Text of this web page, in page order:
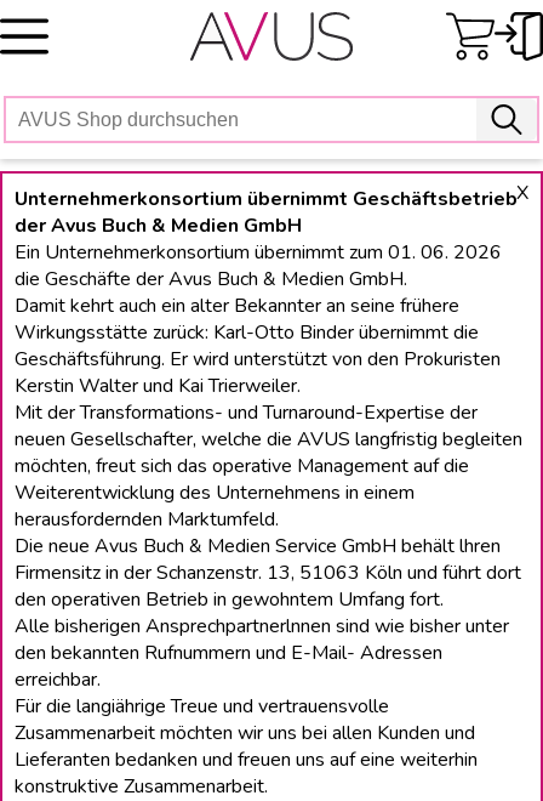
Skip
to
X
Unternehmerkonsortium übernimmt Geschäftsbetrieb
der Avus Buch & Medien GmbH
Ein Unternehmerkonsortium übernimmt zum 01. 06. 2026
die Geschäfte der Avus Buch & Medien GmbH.
Damit kehrt auch ein alter Bekannter an seine frühere
Wirkungsstätte zurück: Karl-Otto Binder übernimmt die
Geschäftsführung. Er wird unterstützt von den Prokuristen
Kerstin Walter und Kai Trierweiler.
Mit der Transformations- und Turnaround-Expertise der
neuen Gesellschafter, welche die AVUS langfristig begleiten
möchten, freut sich das operative Management auf die
Weiterentwicklung des Unternehmens in einem
herausfordernden Marktumfeld.
Die neue Avus Buch & Medien Service GmbH behält lhren
Firmensitz in der Schanzenstr. 13, 51063 Köln und führt dort
den operativen Betrieb in gewohntem Umfang fort.
Alle bisherigen Ansprechpartnerlnnen sind wie bisher unter
den bekannten Rufnummern und E-Mail- Adressen
erreichbar.
Für die langiährige Treue und vertrauensvolle
Zusammenarbeit möchten wir uns bei allen Kunden und
Lieferanten bedanken und freuen uns auf eine weiterhin
konstruktive Zusammenarbeit.